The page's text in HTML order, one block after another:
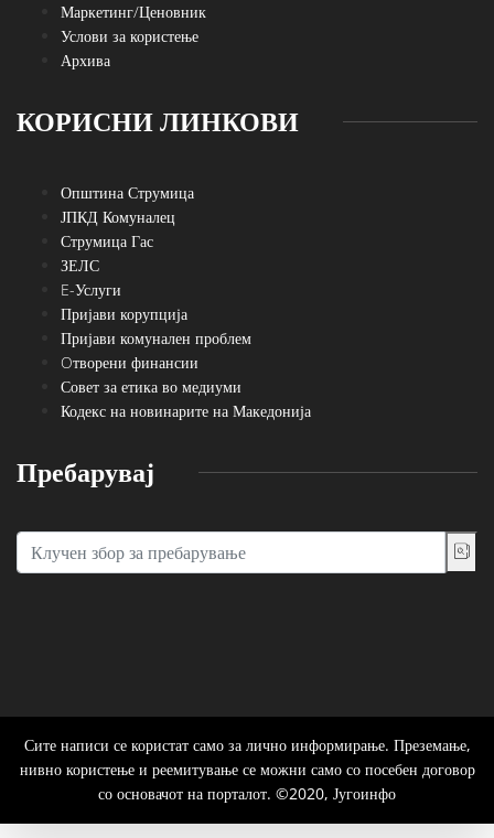
Маркетинг/Ценовник
Услови за користење
Архива
КОРИСНИ ЛИНКОВИ
Општина Струмица
ЈПКД Комуналец
Струмица Гас
ЗЕЛС
E-Услуги
Пријави корупција
Пријави комунален проблем
Oтворени финансии
Совет за етика во медиуми
Кодекс на новинарите на Македонија
Пребарувај
Сите написи се користат само за лично информирање. Преземање,
нивно користење и реемитување се можни само со посебен договор
со основачот на порталот. ©2020, Југоинфо